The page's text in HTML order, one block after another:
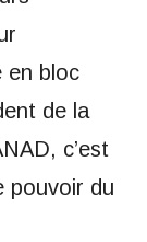
en bloc
de la
c’est
pouvoir du